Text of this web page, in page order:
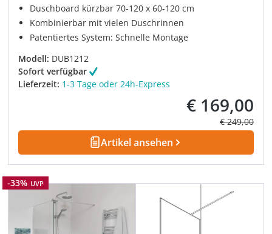
Duschboard kürzbar 70-120 x 60-120 cm
Kombinierbar mit vielen Duschrinnen
Patentiertes System: Schnelle Montage
Modell: DUB1212
Sofort verfügbar
Lieferzeit: 1-3 Tage oder 24h-Express
Verkaufspreis:
€ 169,00
Regulärer
€ 249,00
Artikel ansehen
Rabatt
-33% UVP